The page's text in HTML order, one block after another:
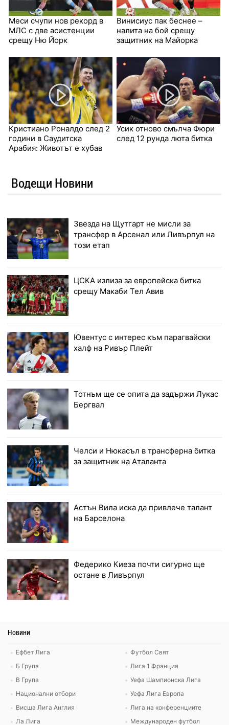
Меси счупи нов рекорд в
МЛС с две асистенции
срещу Ню Йорк
Винисиус пак беснее –
налита на бой срещу
защитник на Майорка
Кристиано Роналдо след 2
години в Саудитска
Арабия: Животът е хубав
Усик отново смълча Фюри
след 12 рунда люта битка
Водещи Новини
Звезда на Щутгарт не мисли за
трансфер в Арсенал или Ливърпул на
този етап
ЦСКА излиза за европейска битка
срещу Макаби Тел Авив
Ювентус с интерес към парагвайски
халф на Ривър Плейт
Тотнъм ще се опита да задържи Лукас
Бергвал
Челси и Нюкасъл в трансферна битка
за защитник на Аталанта
Астън Вила иска да привлече талант
на Барселона
Федерико Киеза почти сигурно ще
остане в Ливърпул
Новини
Ефбет Лига
Б Група
В Група
Национални отбори
Висша Лига Англия
Ла Лига
Футбол Свят
Лига 1 Франция
Уефа Шампионска Лига
Уефа Лига Европа
Лига на конференциите
Международен футбол